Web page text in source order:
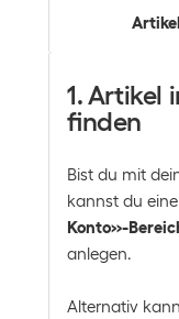
1. Artikel
finden
Bist du mit
kannst du
Konto»-
anlegen.
Alternativ